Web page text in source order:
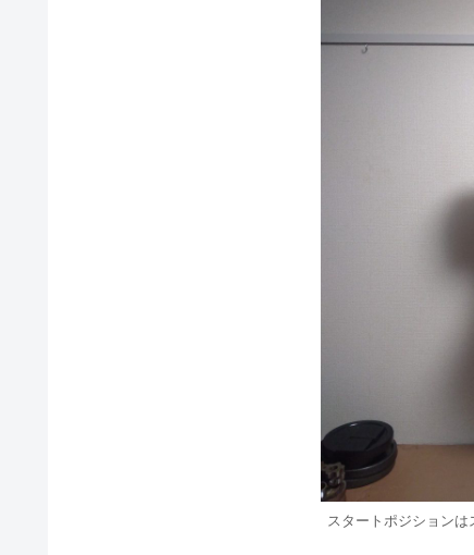
スタートポジションは